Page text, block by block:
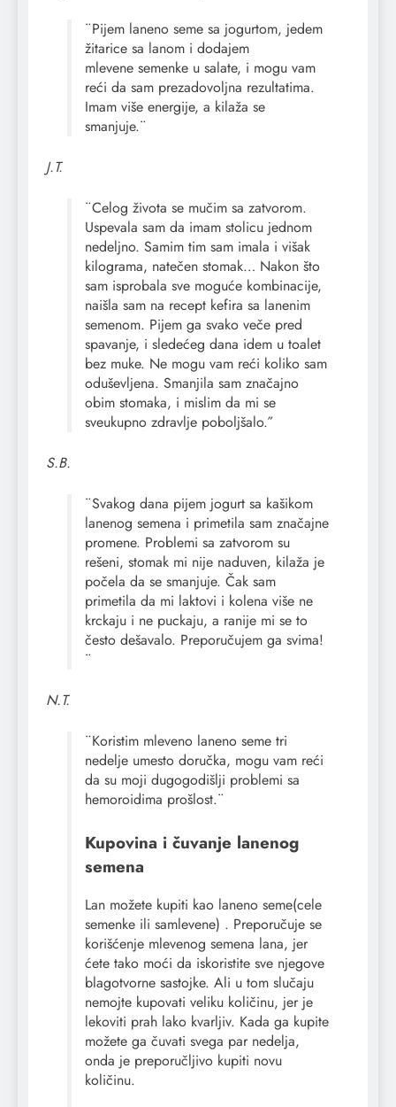
¨Pijem laneno seme sa jogurtom, jedem
žitarice sa lanom i dodajem
mlevene semenke u salate, i mogu vam
reći da sam prezadovoljna rezultatima.
Imam više energije, a kilaža se
smanjuje.¨
J.T.
¨Celog života se mučim sa zatvorom.
Uspevala sam da imam stolicu jednom
nedeljno. Samim tim sam imala i višak
kilograma, natečen stomak… Nakon što
sam isprobala sve moguće kombinacije,
naišla sam na recept kefira sa lanenim
semenom. Pijem ga svako veče pred
spavanje, i sledećeg dana idem u toalet
bez muke. Ne mogu vam reći koliko sam
oduševljena. Smanjila sam značajno
obim stomaka, i mislim da mi se
sveukupno zdravlje poboljšalo.˝
S.B.
¨Svakog dana pijem jogurt sa kašikom
lanenog semena i primetila sam značajne
promene. Problemi sa zatvorom su
rešeni, stomak mi nije naduven, kilaža je
počela da se smanjuje. Čak sam
primetila da mi laktovi i kolena više ne
krckaju i ne puckaju, a ranije mi se to
često dešavalo. Preporučujem ga svima!
¨
N.T.
¨Koristim mleveno laneno seme tri
nedelje umesto doručka, mogu vam reći
da su moji dugogodišlji problemi sa
hemoroidima prošlost.¨
Kupovina i čuvanje lanenog
semena
Lan možete kupiti kao laneno seme(cele
semenke ili samlevene) . Preporučuje se
korišćenje mlevenog semena lana, jer
ćete tako moći da iskoristite sve njegove
blagotvorne sastojke. Ali u tom slučaju
nemojte kupovati veliku količinu, jer je
lekoviti prah lako kvarljiv. Kada ga kupite
možete ga čuvati svega par nedelja,
onda je preporučljivo kupiti novu
količinu.